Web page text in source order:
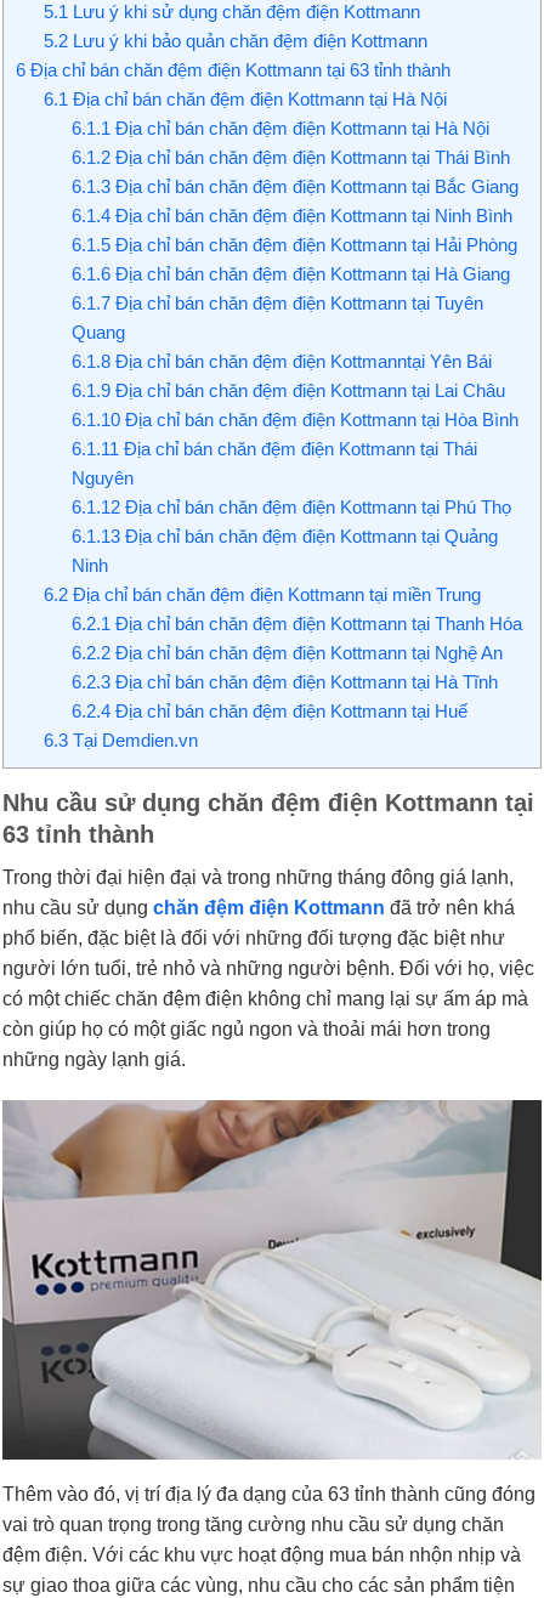
5.1 Lưu ý khi sử dụng chăn đệm điện Kottmann
5.2Lưu ý khi bảo quản chăn đệm điện Kottmann
6 Địa chỉ bán chăn đệm điện Kottmann tại 63 tỉnh thành
6.1 Địa chỉ bán chăn đệm điện Kottmann tại Hà Nội
6.1.1 Địa chỉ bán chăn đệm điện Kottmann tại Hà Nội
6.1.2Địa chỉ bán chăn đệm điện Kottmann tại Thái Bình
6.1.3Địa chỉ bán chăn đệm điện Kottmann tại Bắc Giang
6.1.4Địa chỉ bán chăn đệm điện Kottmann tại Ninh Bình
6.1.5Địa chỉ bán chăn đệm điện Kottmann tại Hải Phòng
6.1.6Địa chỉ bán chăn đệm điện Kottmann tại Hà Giang
6.1.7Địa chỉ bán chăn đệm điện Kottmann tại Tuyên
Quang
6.1.8Địa chỉ bán chăn đệm điện Kottmanntại Yên Bái
6.1.9Địa chỉ bán chăn đệm điện Kottmann tại Lai Châu
6.1.10Địa chỉ bán chăn đệm điện Kottmann tại Hòa Bình
6.1.11 Địa chỉ bán chăn đệm điện Kottmann tại Thái
Nguyên
6.1.12Địa chỉ bán chăn đệm điện Kottmann tại Phú Thọ
6.1.13Địa chỉ bán chăn đệm điện Kottmann tại Quảng
Ninh
6.2Địa chỉ bán chăn đệm điện Kottmann tại miền Trung
6.2.1 Địa chỉ bán chăn đệm điện Kottmann tại Thanh Hóa
6.2.2Địa chỉ bán chăn đệm điện Kottmann tại Nghệ An
6.2.3Địa chỉ bán chăn đệm điện Kottmann tại Hà Tĩnh
6.2.4Địa chỉ bán chăn đệm điện Kottmann tại Huế
6.3Tại Demdien.vn
Nhu cầu sử dụng chăn đệm điện Kottmann tại
63 tỉnh thành
Trong thời đại hiện đại và trong những tháng đông giá lạnh,
nhu cầu sử dụng chăn đệm điện Kottmann đã trở nên khá
phổ biến, đặc biệt là đối với những đối tượng đặc biệt như
người lớn tuổi, trẻ nhỏ và những người bệnh. Đối với họ, việc
có một chiếc chăn đệm điện không chỉ mang lại sự ấm áp mà
còn giúp họ có một giấc ngủ ngon và thoải mái hơn trong
những ngày lạnh giá.
Thêm vào đó, vị trí địa lý đa dạng của 63 tỉnh thành cũng đóng
vai trò quan trọng trong tăng cường nhu cầu sử dụng chăn
đệm điện. Với các khu vực hoạt động mua bán nhộn nhịp và
sự giao thoa giữa các vùng, nhu cầu cho các sản phẩm tiện